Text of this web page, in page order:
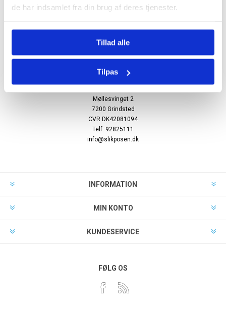
de har indsamlet fra din brug af deres tjenester.
Tillad alle
Tilpas
Møllesvinget 2
7200 Grindsted
CVR DK42081094
Telf. 92825111
info@slikposen.dk
INFORMATION
MIN KONTO
KUNDESERVICE
FØLG OS